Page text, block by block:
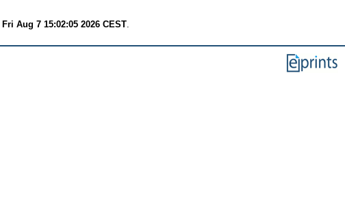
Fri Aug 7 15:02:05 2026 CEST.